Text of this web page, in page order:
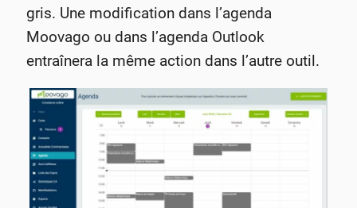
gris. Une modification dans l’agenda
Moovago ou dans l’agenda Outlook
entraînera la même action dans l’autre outil.